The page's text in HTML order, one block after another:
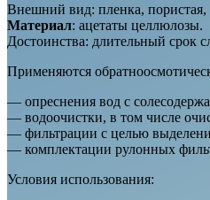
Внешний вид: пленка, пористая,
Материал: ацетаты целлюлозы.
Достоинства: длительный срок
Применяются
— опреснения вод с
— водоочистки, в том числе
— фильтрации с целью
— комплектации рулонных
Условия использования: